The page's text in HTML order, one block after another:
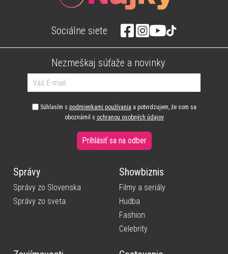
Sociálne siete
Nezmeškaj súťaže a novinky
Súhlasím s podmienkami používania a potvrdzujem, že som sa
oboznámil s ochranou osobných údajov
Prihlásiť sa na odber
Správy
Správy zo Slovenska
Správy zo sveta
Showbiznis
Filmy a seriály
Hudba
Fashion
Celebrity